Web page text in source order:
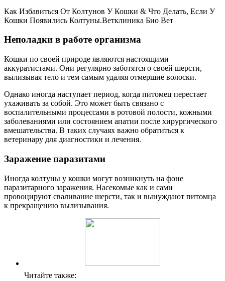
Как Избавиться От Колтунов У Кошки & Что Делать, Если У
Кошки Появились Колтуны.Ветклиника Био Вет
Неполадки в работе организма
Кошки по своей природе являются настоящими
аккуратистами. Они регулярно заботятся о своей шерсти,
вылизывая тело и тем самым удаляя отмершие волоски.
Однако иногда наступает период, когда питомец перестает
ухаживать за собой. Это может быть связано с
воспалительными процессами в ротовой полости, кожными
заболеваниями или состоянием апатии после хирургического
вмешательства. В таких случаях важно обратиться к
ветеринару для диагностики и лечения.
Заражение паразитами
Иногда колтуны у кошки могут возникнуть на фоне
паразитарного заражения. Насекомые как и сами
провоцируют сваливание шерсти, так и вынуждают питомца
к прекращению вылизывания.
Читайте также: